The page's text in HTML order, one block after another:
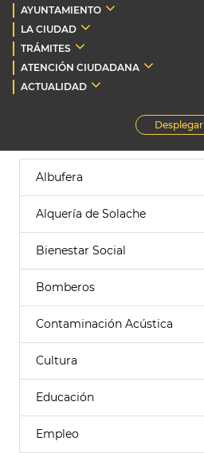
AYUNTAMIENTO
LA CIUDAD
TRÁMITES
ATENCIÓN CIUDADANA
ACTUALIDAD
Desplegar
Albufera
Alquería de Solache
Bienestar Social
Bomberos
Contaminación Acústica
Cultura
Educación
Empleo